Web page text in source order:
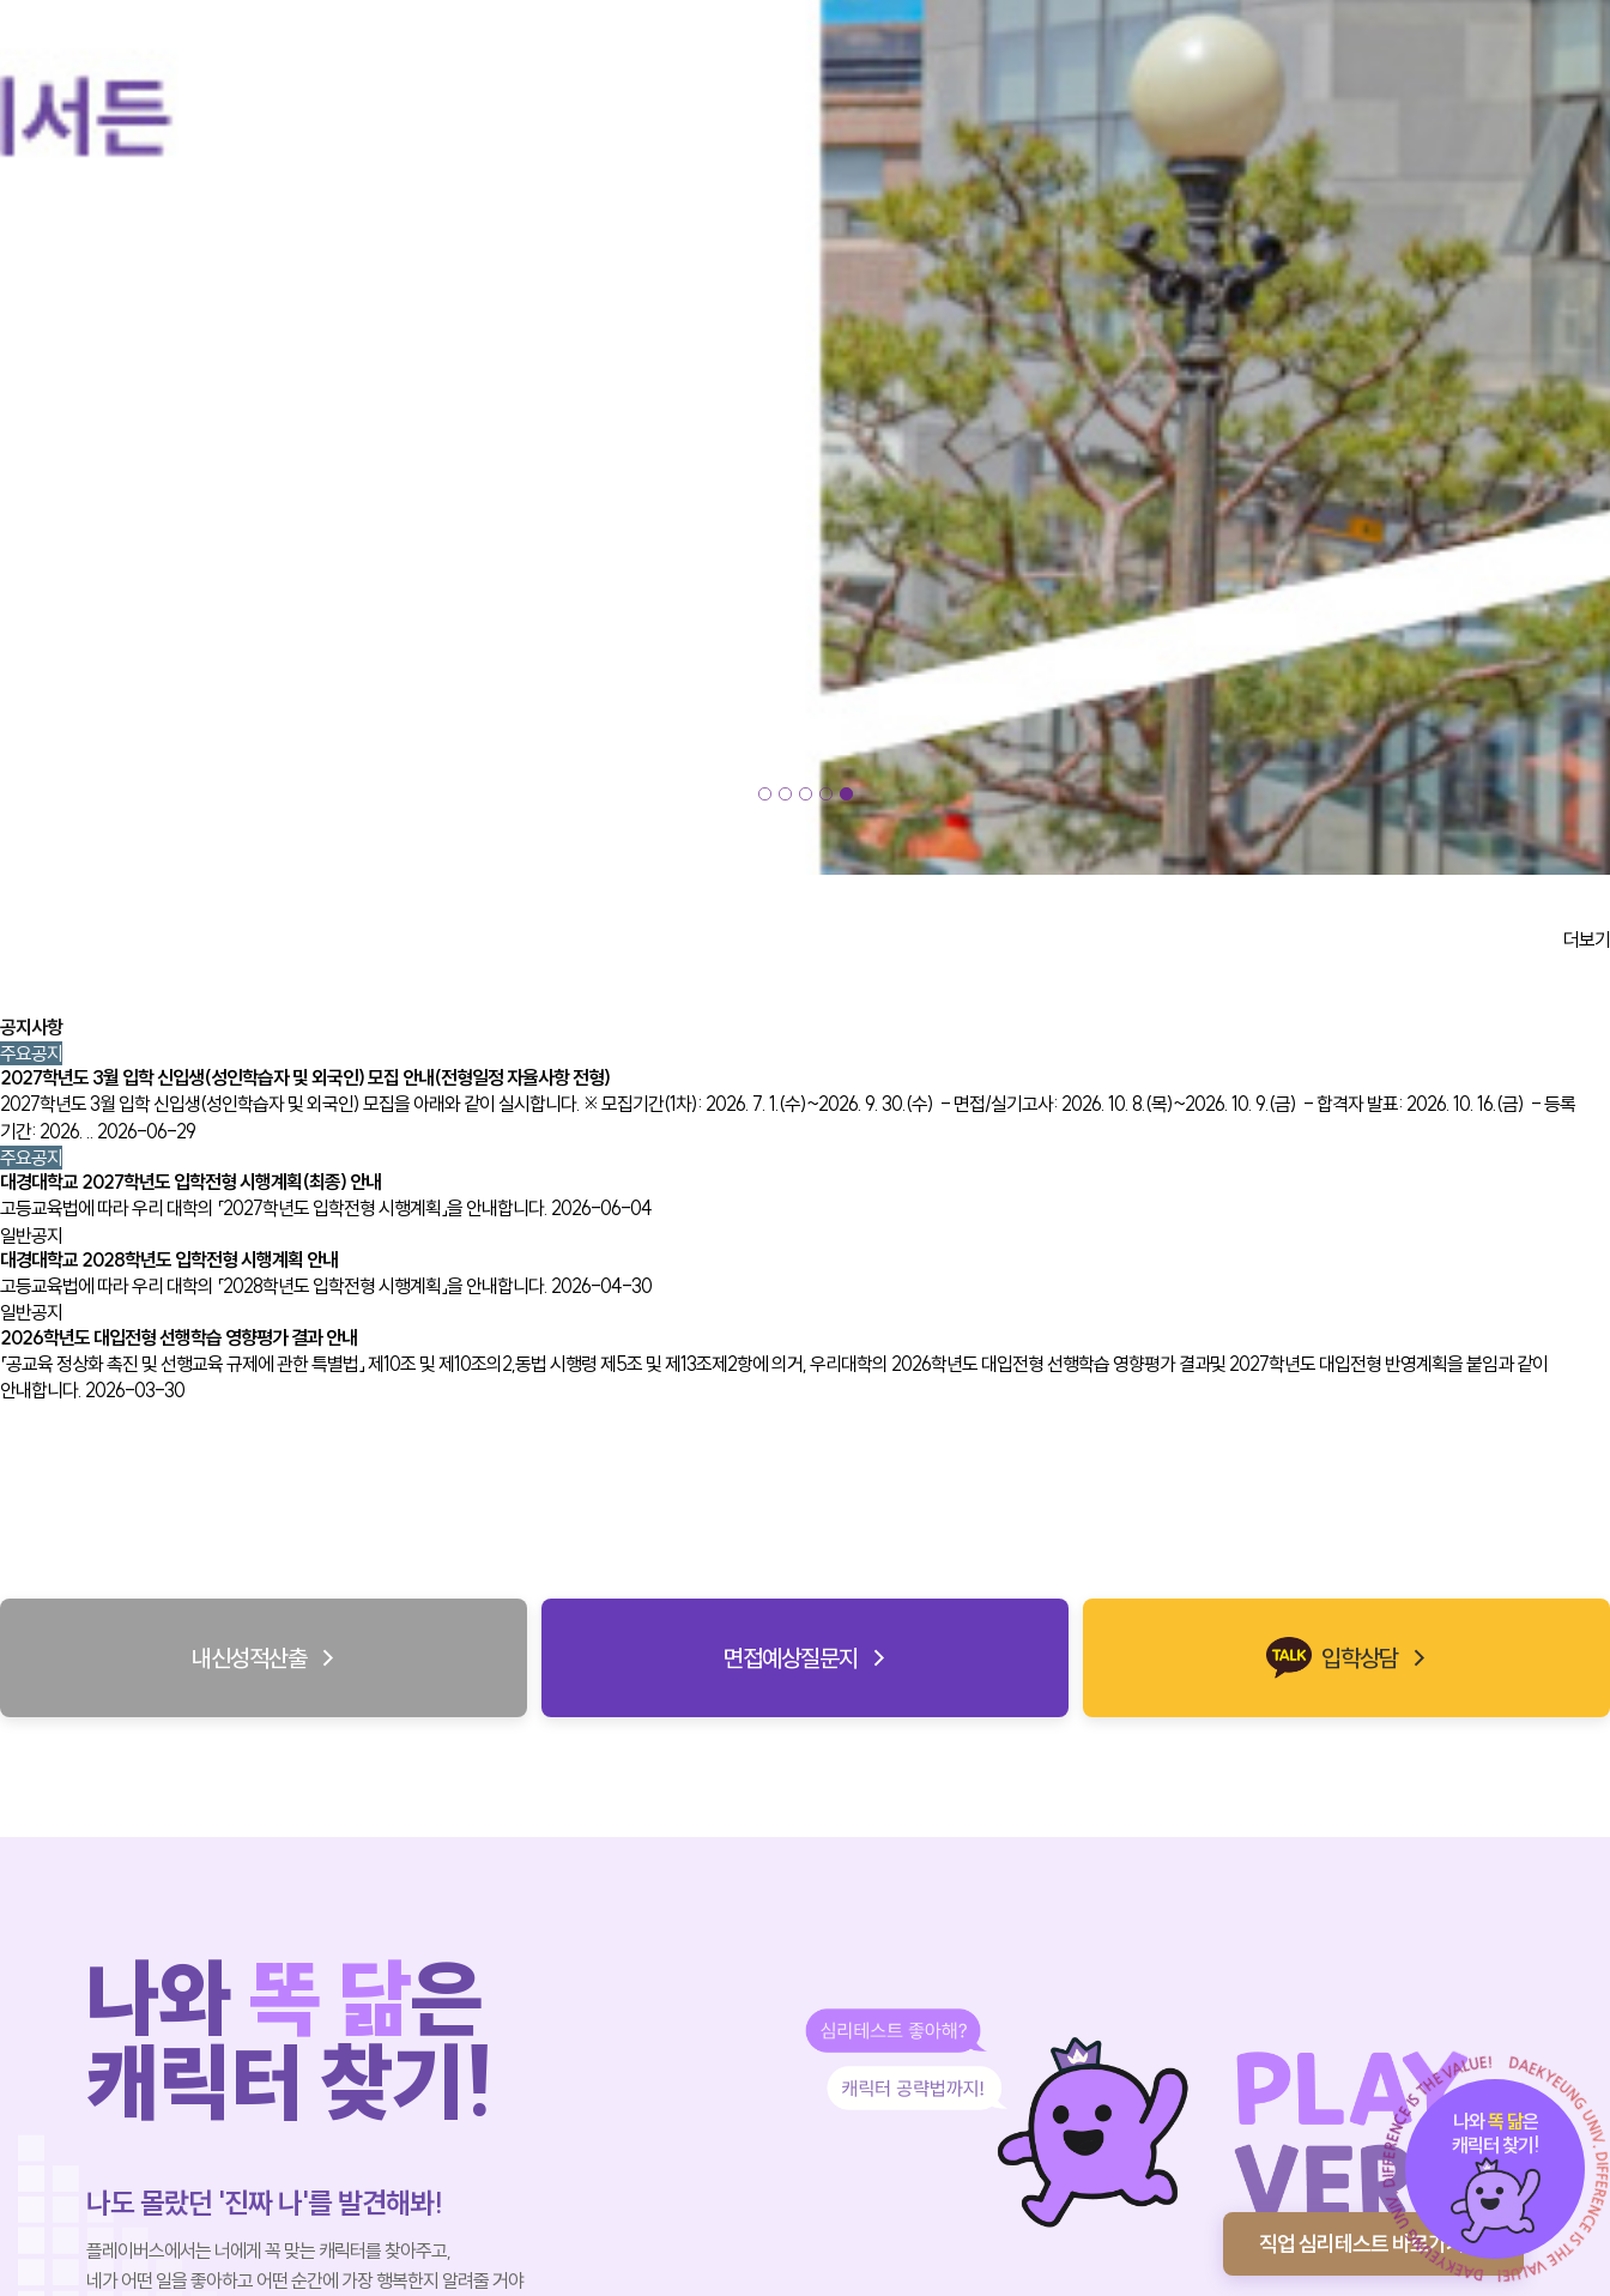
나와똑 닮은
캐릭터 찾기!
공지사항
이전
다음
전체
주요공지
2027학년도 3월 입학 신입생(성인학습자 및 외국인) 모집 안내(전형일정 자율사항 전형)
2027학년도 3월 입학 신입생(성인학습자 및 외국인) 모집을 아래와 같이 실시합니다. ※ 모집기간(1차): 2026. 7. 1.(수)~2026. 9. 30.(수) - 면접/실기고사: 2026. 10. 8.(목)~2026. 10. 9.(금) - 합격자 발표: 2026. 10. 16.(금) - 등록
기간: 2026. ..
2026-06-29
주요공지
대경대학교 2027학년도 입학전형 시행계획(최종) 안내
고등교육법에 따라 우리 대학의 「2027학년도 입학전형 시행계획」을 안내합니다. 2026-06-04
일반공지
대경대학교 2028학년도 입학전형 시행계획 안내
고등교육법에 따라 우리 대학의 「2028학년도 입학전형 시행계획」을 안내합니다. 2026-04-30
일반공지
2026학년도 대입전형 선행학습 영향평가 결과 안내
「공교육 정상화 촉진 및 선행교육 규제에 관한 특별법」 제10조 및 제10조의2,동법 시행령 제5조 및 제13조제2항에 의거, 우리대학의 2026학년도 대입전형 선행학습 영향평가 결과및 2027학년도 대입전형 반영계획을 붙임과 같이
안내합니다. 2026-03-30
전체
더보기
내신성적산출 면접예상질문지 입학상담
나와똑 닮은
캐릭터 찾기!
나도 몰랐던 '진짜 나'를 발견해봐!
플레이버스에서는 너에게 꼭 맞는 캐릭터를 찾아주고,
네가 어떤 일을 좋아하고 어떤 순간에 가장 행복한지 알려줄 거야
직업 심리테스트 바로가기